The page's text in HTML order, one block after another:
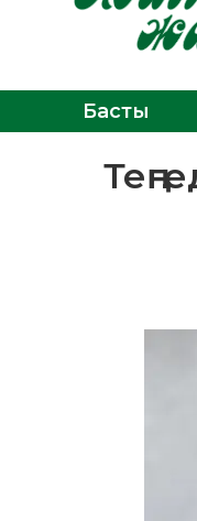
Басты